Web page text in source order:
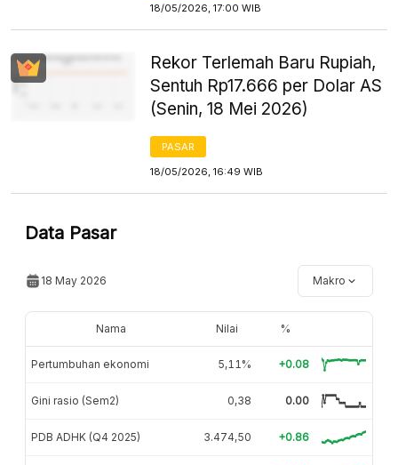
18/05/2026, 17:00 WIB
Rekor Terlemah Baru Rupiah,
Sentuh Rp17.666 per Dolar AS
(Senin, 18 Mei 2026)
PASAR
18/05/2026, 16:49 WIB
Data Pasar
18 May 2026 Makro
Nama Nilai %
Pertumbuhan ekonomi 5,11% +0.08
Gini rasio (Sem2) 0,38 0.00
PDB ADHK (Q4 2025) 3.474,50 +0.86